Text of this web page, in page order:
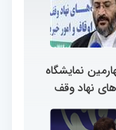
نمایشگاه
نهاد وقف